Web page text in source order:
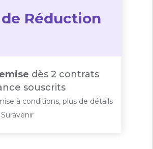
de Réduction
dès 2 contrats
souscrits
à conditions, plus de détails